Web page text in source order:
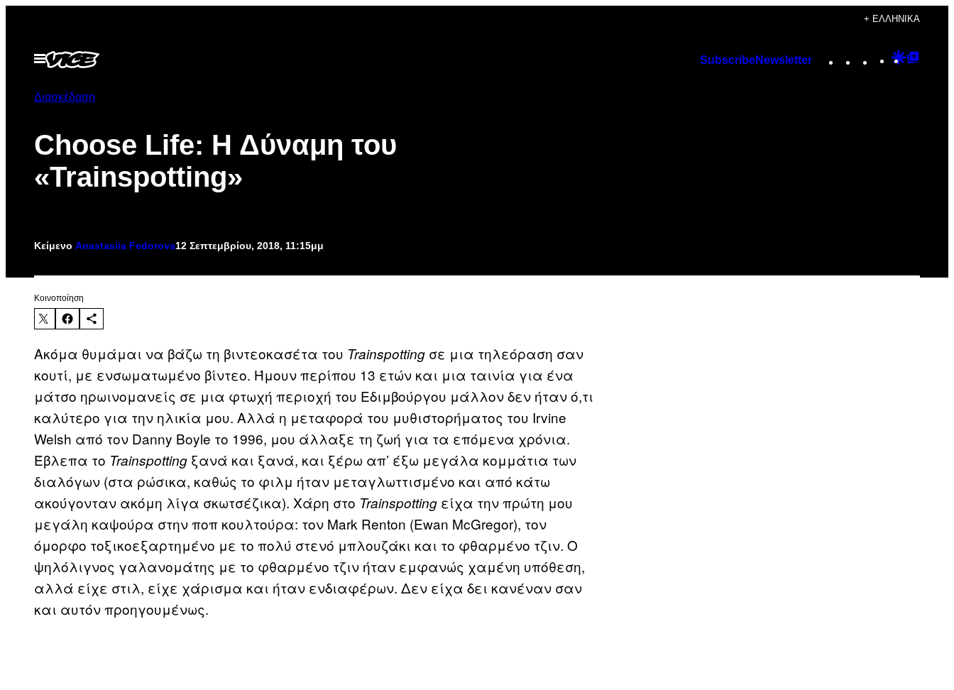
περιεχόμενο
+ ΕΛΛΗΝΙΚΆ
Ανοίξτε
το
SubscribeNewsletter Instagram
TikTok
YouTube
Google
Διασκέδαση
Choose Life: Η Δύναμη του
«Trainspotting​»
Κείμενο Anastasiia Fedorova12 Σεπτεμβρίου, 2018, 11:15μμ
Kοινοποίηση
Ακόμα θυμάμαι να βάζω τη βιντεοκασέτα του Trainspotting σε μια τηλεόραση σαν
κουτί, με ενσωματωμένο βίντεο. Ήμουν περίπου 13 ετών και μια ταινία για ένα
μάτσο ηρωινομανείς σε μια φτωχή περιοχή του Εδιμβούργου μάλλον δεν ήταν ό,τι
καλύτερο για την ηλικία μου. Αλλά η μεταφορά του μυθιστορήματος του Irvine
Welsh από τον Danny Boyle το 1996, μου άλλαξε τη ζωή για τα επόμενα χρόνια.
Έβλεπα το Trainspotting ξανά και ξανά, και ξέρω απ’ έξω μεγάλα κομμάτια των
διαλόγων (στα ρώσικα, καθώς το φιλμ ήταν μεταγλωττισμένο και από κάτω
ακούγονταν ακόμη λίγα σκωτσέζικα). Χάρη στο Trainspotting είχα την πρώτη μου
μεγάλη καψούρα στην ποπ κουλτούρα: τον Mark Renton (Ewan McGregor), τον
όμορφο τοξικοεξαρτημένο με το πολύ στενό μπλουζάκι και το φθαρμένο τζιν. Ο
ψηλόλιγνος γαλανομάτης με το φθαρμένο τζιν ήταν εμφανώς χαμένη υπόθεση,
αλλά είχε στιλ, είχε χάρισμα και ήταν ενδιαφέρων. Δεν είχα δει κανέναν σαν
και αυτόν προηγουμένως.